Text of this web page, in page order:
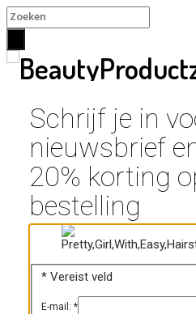
CFN Tube Gel /
Soakz Rubber Base
Soakz Super
Soakz
CFN Acryl en UV
Soakz
Schrijf je in
nieuwsbrief
20% korting
bestelling
* Vereist veld
E-mail:*